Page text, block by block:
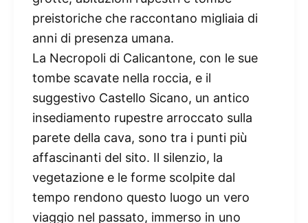
preistoriche che raccontano migliaia di
anni di presenza umana.
La Necropoli di Calicantone, con le sue
tombe scavate nella roccia, e il
suggestivo Castello Sicano, un antico
insediamento rupestre arroccato sulla
parete della cava, sono tra i punti più
affascinanti del sito. Il silenzio, la
vegetazione e le forme scolpite dal
tempo rendono questo luogo un vero
viaggio nel passato, immerso in uno